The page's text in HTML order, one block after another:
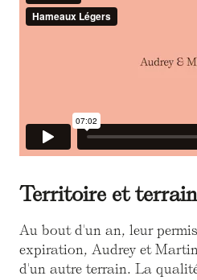
Territoire et terrain
Au bout d'un an, leur
expiration, Audrey et
d'un autre terrain. La